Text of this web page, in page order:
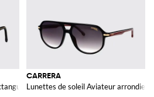
en acétate avec double pont
CARRERA
Lunettes de soleil Aviateur arrondies